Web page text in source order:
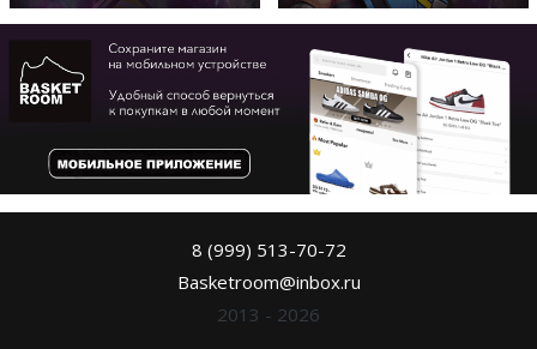
8 (999) 513-70-72
Basketroom@inbox.ru
2013 - 2026